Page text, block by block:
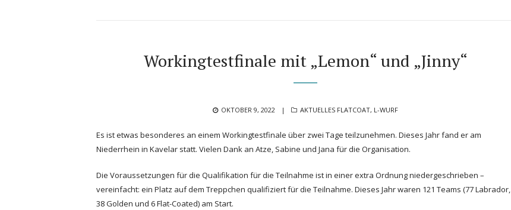
Workingtestfinale mit „Lemon“ und „Jinny“
POSTED
OKTOBER 9, 2022 CATEGORIES
AKTUELLES FLATCOAT, L-WURF
Es ist etwas besonderes an einem Workingtestfinale über zwei Tage teilzunehmen. Dieses Jahr fand er am
Niederrhein in Kavelar statt. Vielen Dank an Atze, Sabine und Jana für die Organisation.
Die Voraussetzungen für die Qualifikation für die Teilnahme ist in einer extra Ordnung niedergeschrieben –
vereinfacht: ein Platz auf dem Treppchen qualifiziert für die Teilnahme. Dieses Jahr waren 121 Teams (77 Labrador,
38 Golden und 6 Flat-Coated) am Start.